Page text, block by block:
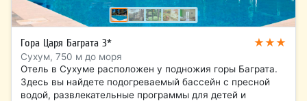
Гора Царя Баграта 3* ★★★
Сухум, 750 м до моря
Отель в Сухуме расположен у подножия горы Баграта.
Здесь вы найдете подогреваемый бассейн с пресной
водой, развлекательные программы для детей и